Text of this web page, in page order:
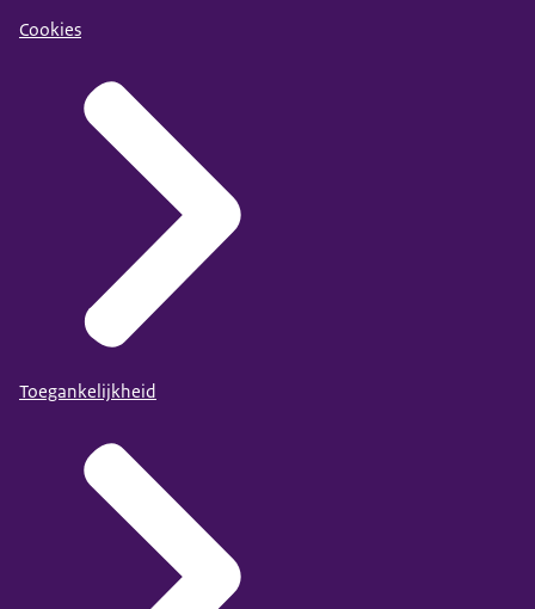
Cookies
Toegankelijkheid